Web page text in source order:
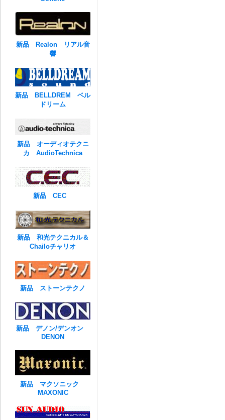
新品 Realon リアル音
響
新品 BELLDREM ベル
ドリーム
新品 オーディオテクニ
カ AudioTechnica
新品 CEC
新品 和光テクニカル＆
Chailoチャリオ
新品 ストーンテクノ
新品 デノン/デンオン
DENON
新品 マクソニック
MAXONIC